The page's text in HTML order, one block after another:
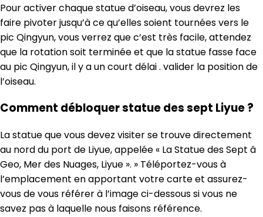
Pour activer chaque statue d’oiseau, vous devrez les
faire pivoter jusqu’à ce qu’elles soient tournées vers le
pic Qingyun, vous verrez que c’est très facile, attendez
que la rotation soit terminée et que la statue fasse face
au pic Qingyun, il y a un court délai . valider la position de
l’oiseau.
Comment débloquer statue des sept Liyue ?
La statue que vous devez visiter se trouve directement
au nord du port de Liyue, appelée « La Statue des Sept â
Geo, Mer des Nuages, Liyue ». » Téléportez-vous à
l’emplacement en apportant votre carte et assurez-
vous de vous référer à l’image ci-dessous si vous ne
savez pas à laquelle nous faisons référence.